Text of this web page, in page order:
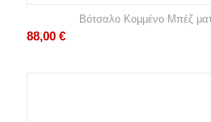
Βότσαλο Κομμένο Μπέζ
88,00 €